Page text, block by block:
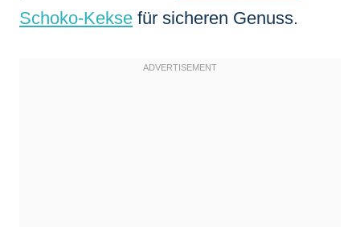
Schoko-Kekse für sicheren Genuss.